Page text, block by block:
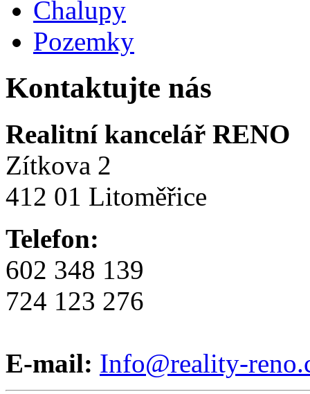
Chalupy
Pozemky
Kontaktujte nás
Realitní kancelář RENO
Zítkova 2
412 01 Litoměřice
Telefon:
602 348 139
724 123 276
E-mail: Info@reality-